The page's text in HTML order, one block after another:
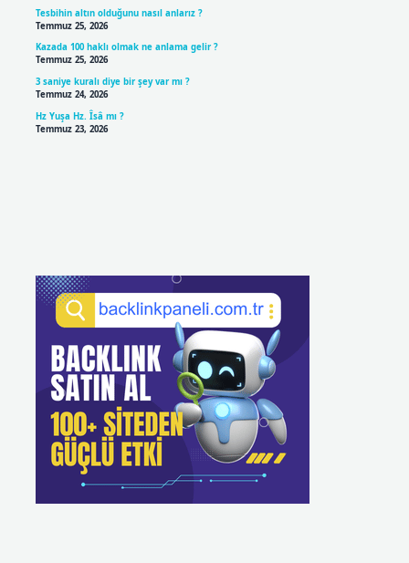
Tesbihin altın olduğunu nasıl anlarız ?
Temmuz 25, 2026
Kazada 100 haklı olmak ne anlama gelir ?
Temmuz 25, 2026
3 saniye kuralı diye bir şey var mı ?
Temmuz 24, 2026
Hz Yuşa Hz. Îsâ mı ?
Temmuz 23, 2026